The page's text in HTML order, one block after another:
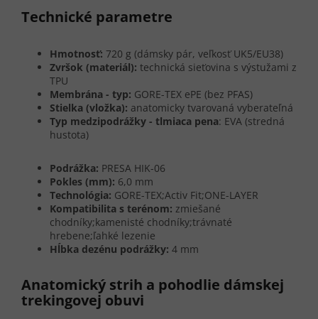
Technické parametre
Hmotnosť: 720 g (dámsky pár, veľkosť UK5/EU38)
Zvršok (materiál): technická sieťovina s výstužami z
TPU
Membrána - typ: GORE-TEX ePE (bez PFAS)
Stielka (vložka): anatomicky tvarovaná vyberateľná
Typ medzipodrážky - tlmiaca pena: EVA (stredná
hustota)
Podrážka: PRESA HIK-06
Pokles (mm): 6,0 mm
Technológia: GORE-TEX;Activ Fit;ONE-LAYER
Kompatibilita s terénom: zmiešané
chodníky;kamenisté chodníky;trávnaté
hrebene;ľahké lezenie
Hĺbka dezénu podrážky: 4 mm
Anatomický strih a pohodlie dámskej
trekingovej obuvi